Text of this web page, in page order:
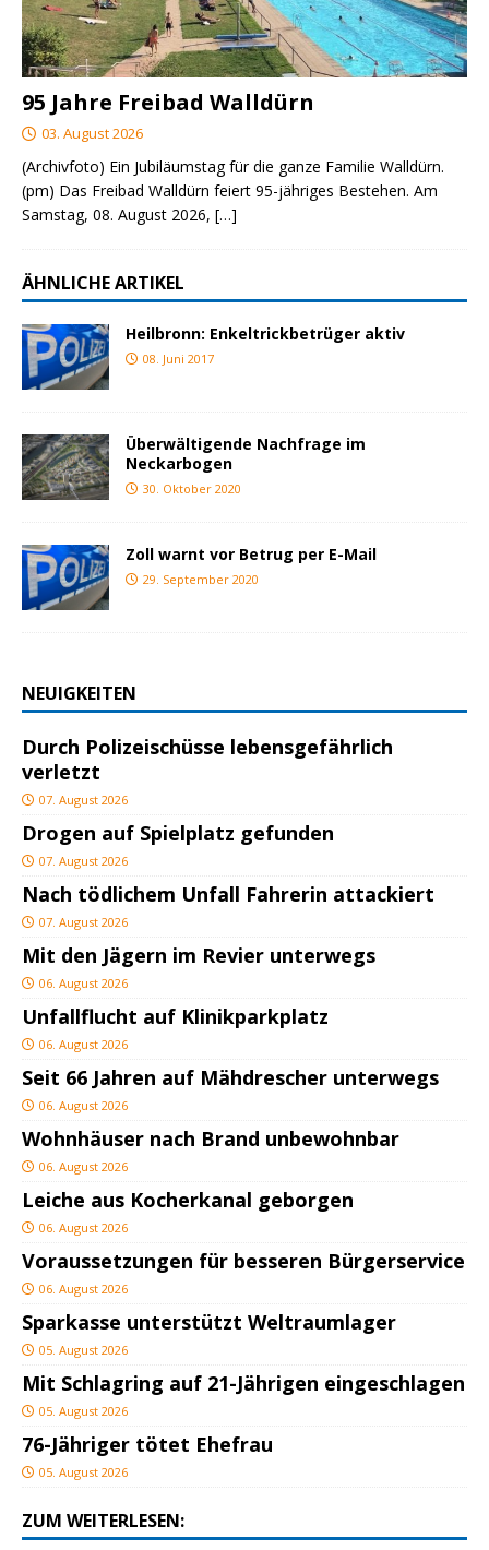
95 Jahre Freibad Walldürn
03. August 2026
(Archivfoto) Ein Jubiläumstag für die ganze Familie Walldürn.
(pm) Das Freibad Walldürn feiert 95-jähriges Bestehen. Am
Samstag, 08. August 2026, […]
ÄHNLICHE ARTIKEL
Heilbronn: Enkeltrickbetrüger aktiv
08. Juni 2017
Überwältigende Nachfrage im
Neckarbogen
30. Oktober 2020
Zoll warnt vor Betrug per E-Mail
29. September 2020
NEUIGKEITEN
Durch Polizeischüsse lebensgefährlich
verletzt
07. August 2026
Drogen auf Spielplatz gefunden
07. August 2026
Nach tödlichem Unfall Fahrerin attackiert
07. August 2026
Mit den Jägern im Revier unterwegs
06. August 2026
Unfallflucht auf Klinikparkplatz
06. August 2026
Seit 66 Jahren auf Mähdrescher unterwegs
06. August 2026
Wohnhäuser nach Brand unbewohnbar
06. August 2026
Leiche aus Kocherkanal geborgen
06. August 2026
Voraussetzungen für besseren Bürgerservice
06. August 2026
Sparkasse unterstützt Weltraumlager
05. August 2026
Mit Schlagring auf 21-Jährigen eingeschlagen
05. August 2026
76-Jähriger tötet Ehefrau
05. August 2026
ZUM WEITERLESEN: